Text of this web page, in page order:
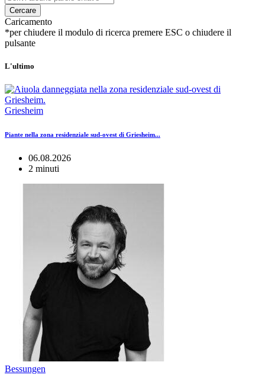
Cercare
Caricamento
*per chiudere il modulo di ricerca premere ESC o chiudere il
pulsante
L'ultimo
Griesheim
Piante nella zona residenziale sud-ovest di Griesheim...
06.08.2026
2 minuti
Bessungen